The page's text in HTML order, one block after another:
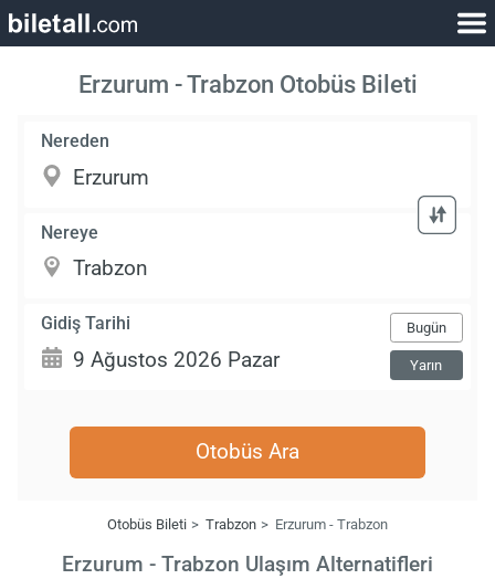
Erzurum - Trabzon Otobüs Bileti
Nereden
Nereye
Gidiş Tarihi Bugün
Yarın
Otobüs Ara
Otobüs Bileti Trabzon Erzurum - Trabzon
Erzurum - Trabzon Ulaşım Alternatifleri